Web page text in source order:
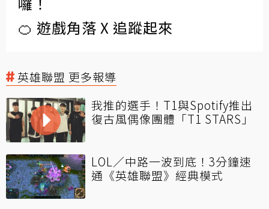
🍊 遊戲角落 X 追蹤起來
英雄聯盟 更多報導
我推的選手！T1與Spotify推出
復古風偶像團體「T1 STARS」
LOL／中路一波到底！3分鐘速
通《英雄聯盟》經典模式